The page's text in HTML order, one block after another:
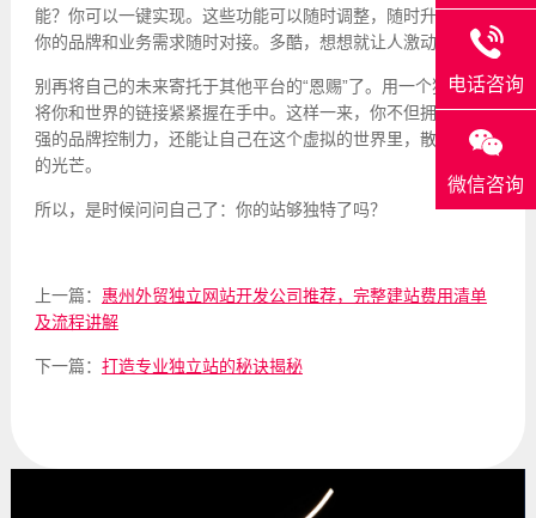
能？你可以一键实现。这些功能可以随时调整，随时升级，与
你的品牌和业务需求随时对接。多酷，想想就让人激动。
别再将自己的未来寄托于其他平台的“恩赐”了。用一个独立站，
将你和世界的链接紧紧握在手中。这样一来，你不但拥有了更
强的品牌控制力，还能让自己在这个虚拟的世界里，散发独特
的光芒。
所以，是时候问问自己了：你的站够独特了吗？
上一篇： 惠州外贸独立网站开发公司推荐，完整建站费用清单
及流程讲解
下一篇： 打造专业独立站的秘诀揭秘
电话咨询
微信咨询